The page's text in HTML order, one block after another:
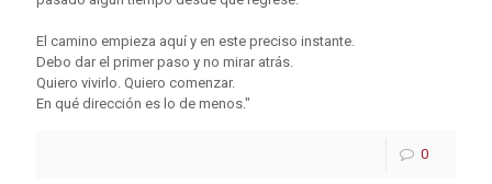
El camino empieza aquí y en este preciso instante.
Debo dar el primer paso y no mirar atrás.
Quiero vivirlo. Quiero comenzar.
En qué dirección es lo de menos."
0